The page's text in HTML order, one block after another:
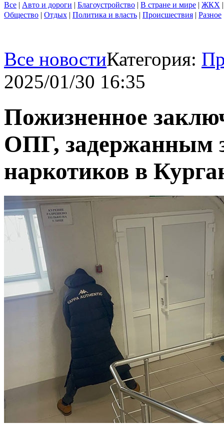
Все | Авто и дороги | Благоустройство | В стране и мире | ЖКХ
Общество | Отдых | Политика и власть | Происшествия | Разное
Все новостиКатегория:
2025/01/30 16:35
Пожизненное
ОПГ, задержанным
наркотиков в